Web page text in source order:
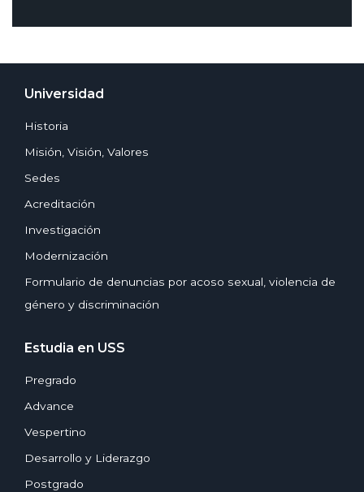
Universidad
Historia
Misión, Visión, Valores
Sedes
Acreditación
Investigación
Modernización
Formulario de denuncias por acoso sexual, violencia de
género y discriminación
Estudia en USS
Pregrado
Advance
Vespertino
Desarrollo y Liderazgo
Postgrado